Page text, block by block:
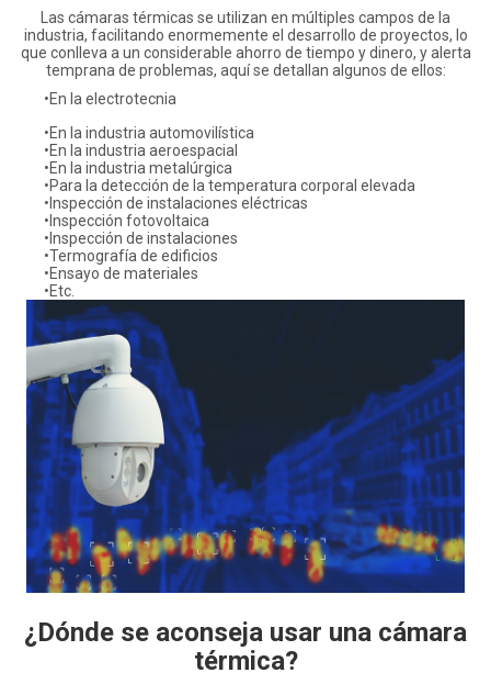
Las cámaras térmicas se utilizan en múltiples campos de la
industria, facilitando enormemente el desarrollo de proyectos, lo
que conlleva a un considerable ahorro de tiempo y dinero, y alerta
temprana de problemas, aquí se detallan algunos de ellos:
•En la electrotecnia
•En la industria automovilística
•En la industria aeroespacial
•En la industria metalúrgica
•Para la detección de la temperatura corporal elevada
•Inspección de instalaciones eléctricas
•Inspección fotovoltaica
•Inspección de instalaciones
•Termografía de edificios
•Ensayo de materiales
•Etc.
¿Dónde se aconseja usar una cámara
térmica?